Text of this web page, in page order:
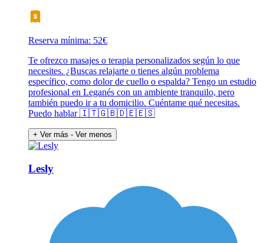
Reserva mínima: 52€
Te ofrezco masajes o terapia personalizados según lo que
necesites. ¿Buscas relajarte o tienes algún problema
específico, como dolor de cuello o espalda? Tengo un estudio
profesional en Leganés con un ambiente tranquilo, pero
también puedo ir a tu domicilio. Cuéntame qué necesitas.
Puedo hablar 🇮🇹🇬🇧🇩🇪🇪🇸
+ Ver más - Ver menos
Lesly